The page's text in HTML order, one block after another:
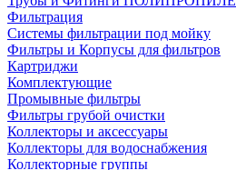
Фильтрация
Системы фильтрации под мойку
Фильтры и Корпусы для фильтров
Картриджи
Комплектующие
Промывные фильтры
Фильтры грубой очистки
Коллекторы и аксессуары
Коллекторы для водоснабжения
Коллекторные группы